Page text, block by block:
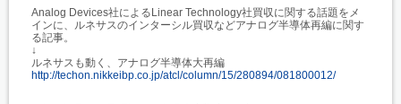
Analog Devices社によるLinear Technology社買収に関する話題をメ
インに、ルネサスのインターシル買収などアナログ半導体再編に関す
る記事。
↓
ルネサスも動く、アナログ半導体大再編
http://techon.nikkeibp.co.jp/atcl/column/15/280894/081800012/